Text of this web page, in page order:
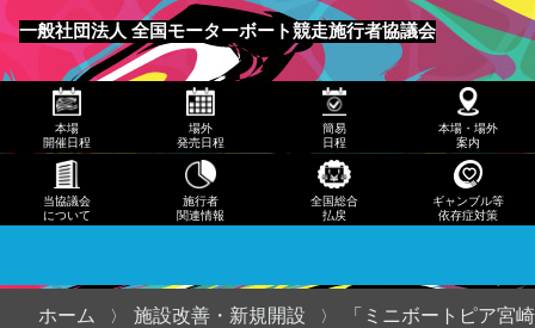
一般社団法人 全国モーターボート競走施行者協議会
メニュー
発売
日程
日程
本
場・
案内
本場
開催日程
場外
発売日程
簡易
日程
本場・場外
案内
当協議会
について
施行者
関連情報
全国総合
払戻
ギャンブル等
依存症対策
ホーム 施設改善・新規開設 「ミニボートピア宮